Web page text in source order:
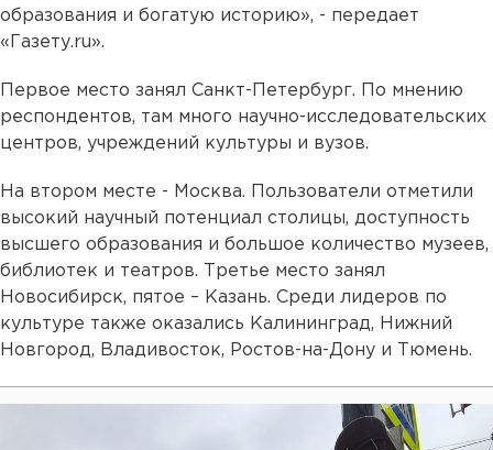
образования и богатую историю», - передает
«Газету.ru».
Первое место занял Санкт-Петербург. По мнению
респондентов, там много научно-исследовательских
центров, учреждений культуры и вузов.
На втором месте - Москва. Пользователи отметили
высокий научный потенциал столицы, доступность
высшего образования и большое количество музеев,
библиотек и театров. Третье место занял
Новосибирск, пятое – Казань. Среди лидеров по
культуре также оказались Калининград, Нижний
Новгород, Владивосток, Ростов-на-Дону и Тюмень.